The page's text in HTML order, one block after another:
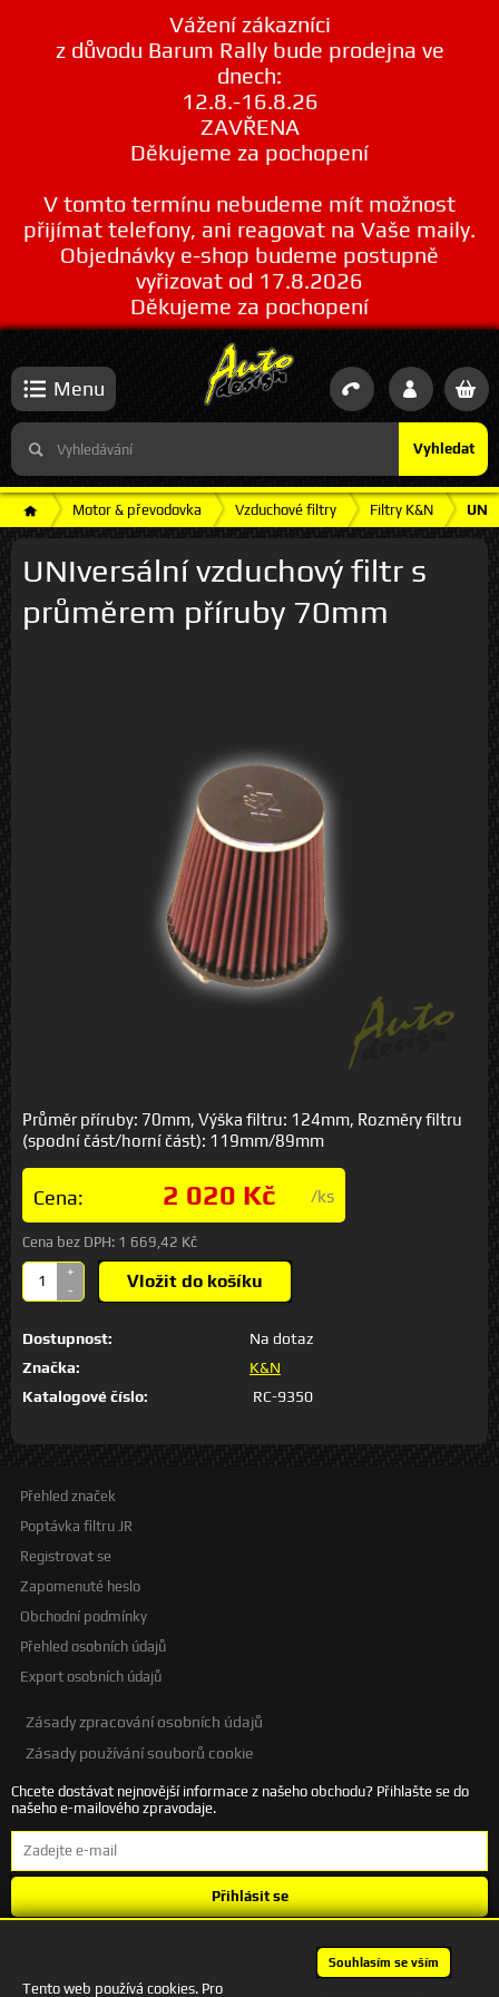
Vážení zákazníci
z důvodu Barum Rally bude prodejna ve
dnech:
12.8.-16.8.26
ZAVŘENA
Děkujeme za pochopení
V tomto termínu nebudeme mít možnost
přijímat telefony, ani reagovat na Vaše maily.
Objednávky e-shop budeme postupně
vyřizovat od 17.8.2026
Děkujeme za pochopení
Vyhledat
Menu
Motor & převodovka Vzduchové filtry Filtry K&N
UNIversální vzduchový filtr s
průměrem příruby 70mm
Průměr příruby: 70mm, Výška filtru: 124mm, Rozměry filtru
(spodní část/horní část): 119mm/89mm
Cena: 2 020 Kč /ks
Cena bez DPH: 1 669,42 Kč
+
-
Vložit do košíku
Dostupnost:
Na dotaz
Značka:
K&N
Katalogové číslo:
RC-9350
Přehled značek
Poptávka filtru JR
Registrovat se
Zapomenuté heslo
Obchodní podmínky
Přehled osobních údajů
Export osobních údajů
Zásady zpracování osobních údajů
Zásady používání souborů cookie
Chcete dostávat nejnovější informace z našeho obchodu? Přihlašte se do
našeho e-mailového zpravodaje.
Přihlásit se
Tento web používá cookies. Pro
Souhlasím se vším